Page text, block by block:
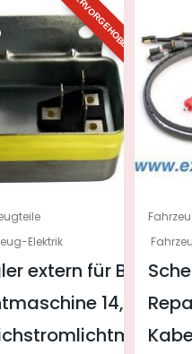
HERVORGEHOBEN
Elektrik
extern für Bosch
14,4V für